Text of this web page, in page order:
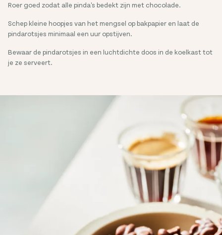
Roer goed zodat alle pinda's bedekt zijn met chocolade.
Schep kleine hoopjes van het mengsel op bakpapier en laat de
pindarotsjes minimaal een uur opstijven.
Bewaar de pindarotsjes in een luchtdichte doos in de koelkast tot
je ze serveert.